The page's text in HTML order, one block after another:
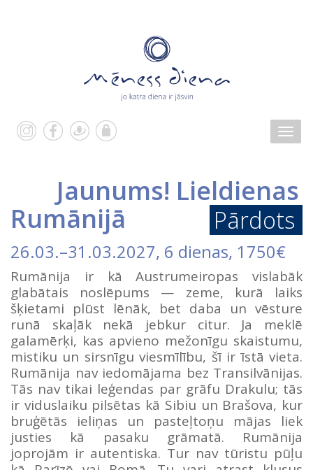
Jaunums! Lieldienas
Rumānijā
Pārdots
26.03.–31.03.2027, 6 dienas, 1750€
Rumānija ir kā Austrumeiropas vislabāk
glabātais noslēpums — zeme, kurā laiks
šķietami plūst lēnāk, bet daba un vēsture
runā skaļāk nekā jebkur citur. Ja meklē
galamērķi, kas apvieno mežonīgu skaistumu,
mistiku un sirsnīgu viesmīlību, šī ir īstā vieta.
Rumānija nav iedomājama bez Transilvānijas.
Tās nav tikai leģendas par grāfu Drakulu; tās
ir viduslaiku pilsētas kā Sibiu un Brašova, kur
bruģētās ieliņas un pasteļtoņu mājas liek
justies kā pasaku grāmatā. Rumānija
joprojām ir autentiska. Tur nav tūristu pūļu